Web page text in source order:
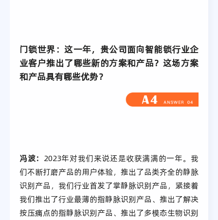
门锁世界：这一年，贵公司面向智能锁行业企
业客户推出了哪些新的方案和产品？这场方案
和产品具有哪些优势？
冯波： 2023年对我们来说还是收获满满的一年。我
们不断打磨产品的用户体验，推出了品类齐全的静脉
识别产品，我们行业首发了掌静脉识别产品，紧接着
我们推出了行业最薄的指静脉识别产品、推出了解决
按压痛点的指静脉识别产品、推出了多模态生物识别